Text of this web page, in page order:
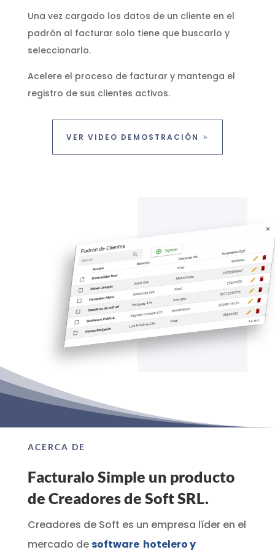
Una vez cargado los datos de un cliente en el
padrón al facturar solo tiene que buscarlo y
seleccionarlo.
Acelere el proceso de facturar y mantenga el
registro de sus clientes activos.
VER VIDEO DEMOSTRACIÓN
ACERCA DE
Facturalo Simple un producto
de Creadores de Soft SRL.
Creadores de Soft es un empresa líder en el
mercado desoftware hotelero y